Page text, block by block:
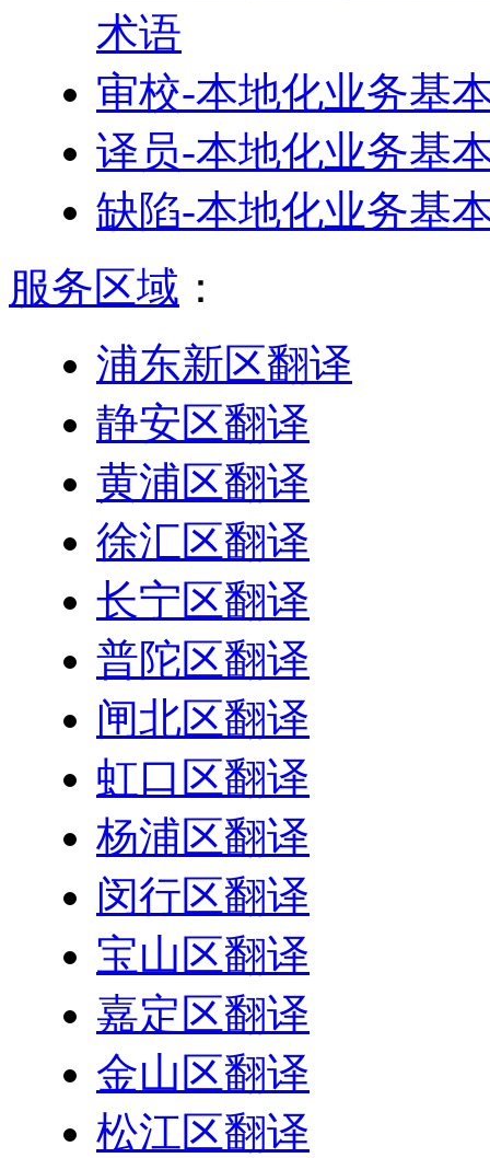
术语
审校-本地化业务基
译员-本地化业务基
缺陷-本地化业务基
服务区域 ：
浦东新区翻译
静安区翻译
黄浦区翻译
徐汇区翻译
长宁区翻译
普陀区翻译
闸北区翻译
虹口区翻译
杨浦区翻译
闵行区翻译
宝山区翻译
嘉定区翻译
金山区翻译
松江区翻译